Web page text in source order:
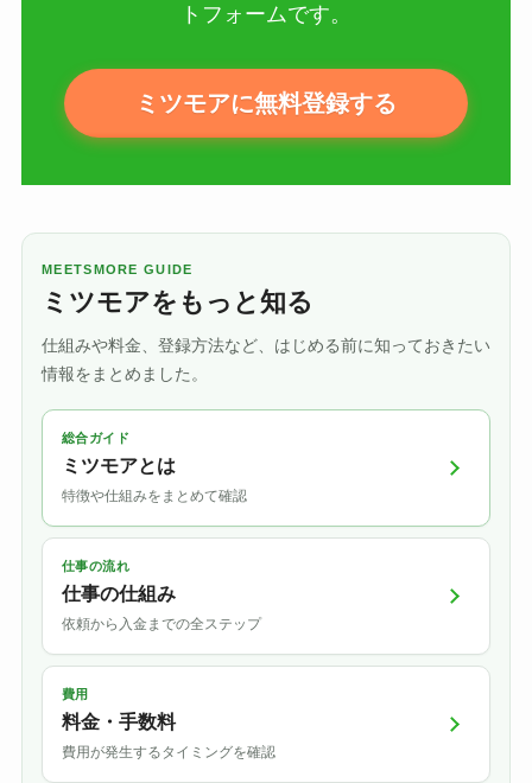
トフォームです。
ミツモアに無料登録する
MEETSMORE GUIDE
ミツモアをもっと知る
仕組みや料金、登録方法など、はじめる前に知っておきたい
情報をまとめました。
総合ガイド
ミツモアとは
特徴や仕組みをまとめて確認
仕事の流れ
仕事の仕組み
依頼から入金までの全ステップ
費用
料金・手数料
費用が発生するタイミングを確認